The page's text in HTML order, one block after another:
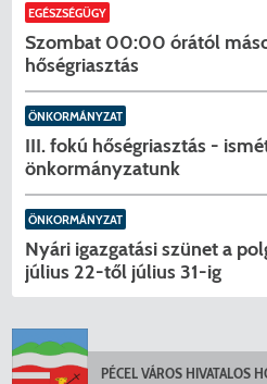
EGÉSZSÉGÜGY
Szombat 00:00 órától
hőségriasztás
ÖNKORMÁNYZAT
III. fokú hőségriasztás -
önkormányzatunk
ÖNKORMÁNYZAT
Nyári igazgatási szünet a
július 22-től július 31-ig
PÉCEL VÁROS HIVATALOS